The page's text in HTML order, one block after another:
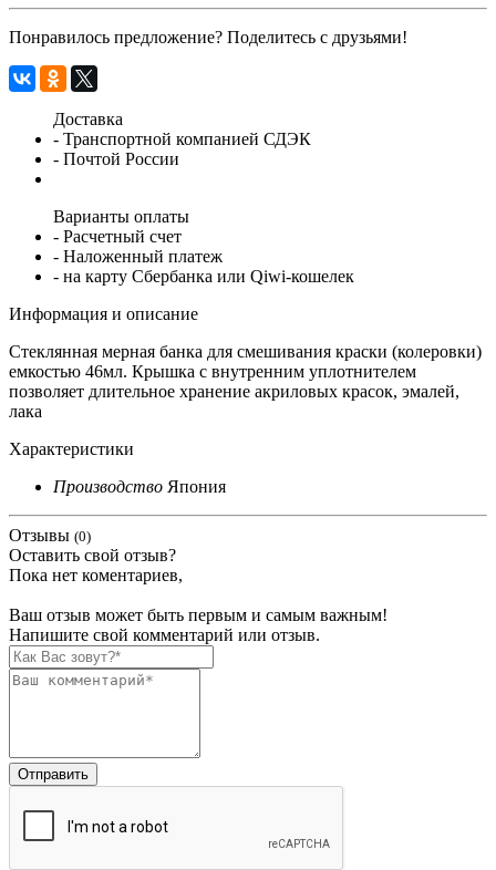
Понравилось предложение? Поделитесь с друзьями!
Доставка
- Транспортной компанией СДЭК
- Почтой России
Варианты оплаты
- Расчетный счет
- Наложенный платеж
- на карту Сбербанка или Qiwi-кошелек
Информация и описание
Стеклянная мерная банка для смешивания краски (колеровки)
емкостью 46мл. Крышка с внутренним уплотнителем
позволяет длительное хранение акриловых красок, эмалей,
лака
Характеристики
Производство Япония
Отзывы (0)
Оставить свой отзыв?
Пока нет коментариев,
Ваш отзыв может быть первым и самым важным!
Напишите свой комментарий или отзыв.